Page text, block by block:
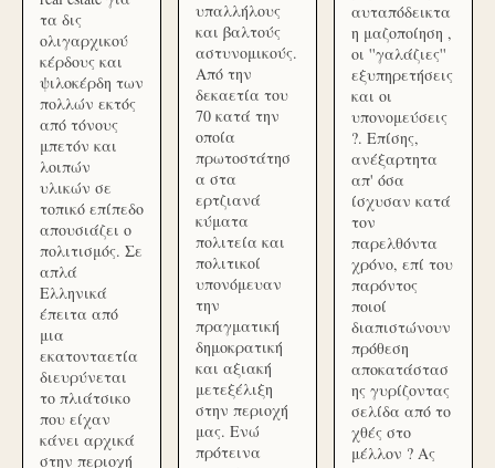
τα δις
ολιγαρχικού
κέρδους και
ψιλοκέρδη των
πολλών εκτός
από τόνους
μπετόν και
λοιπών
υλικών σε
τοπικό επίπεδο
απουσιάζει ο
πολιτισμός. Σε
απλά
Ελληνικά
έπειτα από
μια
εκατονταετία
διευρύνεται
το πλιάτσικο
που είχαν
κάνει αρχικά
στην περιοχή
υπαλλήλους
και βαλτούς
αστυνομικούς.
Από την
δεκαετία του
70 κατά την
οποία
πρωτοστάτησ
α στα
ερτζιανά
κύματα
πολιτεία και
πολιτικοί
υπονόμευαν
την
πραγματική
δημοκρατική
και αξιακή
μετεξέλιξη
στην περιοχή
μας. Ενώ
πρότεινα
αυταπόδεικτα
η μαζοποίηση ,
οι ''γαλάζιες''
εξυπηρετήσεις
και οι
υπονομεύσεις
?. Επίσης,
ανέξαρτητα
απ' όσα
ίσχυσαν κατά
τον
παρελθόντα
χρόνο, επί του
παρόντος
ποιοί
διαπιστώνουν
πρόθεση
αποκατάστασ
ης γυρίζοντας
σελίδα από το
χθές στο
μέλλον ? Ας